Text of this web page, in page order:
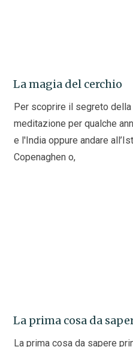
La magia del cerchio
Per scoprire il segreto
meditazione per qualche
e l'India oppure andare
Copenaghen o,
La prima cosa da
La prima cosa da sapere